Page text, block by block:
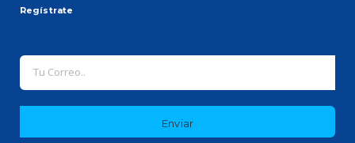
Regístrate